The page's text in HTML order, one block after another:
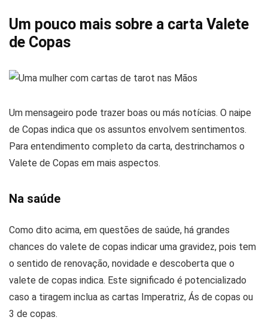
Um pouco mais sobre a carta Valete
de Copas
Um mensageiro pode trazer boas ou más notícias. O naipe
de Copas indica que os assuntos envolvem sentimentos.
Para entendimento completo da carta, destrinchamos o
Valete de Copas em mais aspectos.
Na saúde
Como dito acima, em questões de saúde, há grandes
chances do valete de copas indicar uma gravidez, pois tem
o sentido de renovação, novidade e descoberta que o
valete de copas indica. Este significado é potencializado
caso a tiragem inclua as cartas Imperatriz, Ás de copas ou
3 de copas.